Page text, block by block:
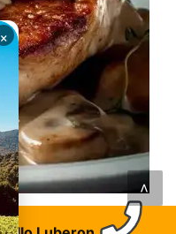
bistronomique
×
<